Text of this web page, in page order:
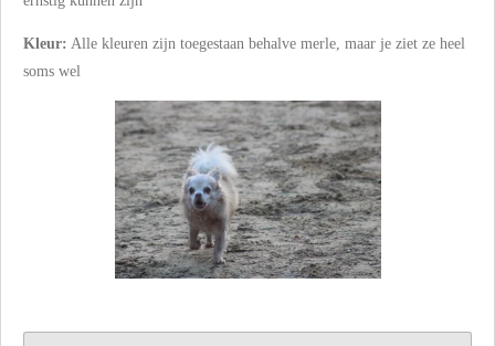
Kleur: Alle kleuren zijn toegestaan behalve merle, maar je ziet ze heel
soms wel